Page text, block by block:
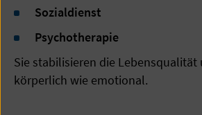
Sozialdienst
Psychotherapie
Sie stabilisieren die
körperlich wie emotional.